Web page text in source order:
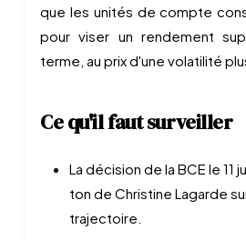
que les unités de compte
pour viser un rendement
terme, au prix d'une volatilité
Ce qu'il faut surveiller
La décision de la BCE le 11
ton de Christine Lagarde
trajectoire.